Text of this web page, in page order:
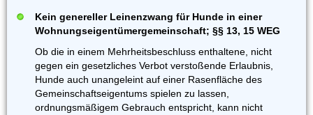
Kein genereller Leinenzwang für Hunde in einer
Wohnungseigentümergemeinschaft; §§ 13, 15 WEG
Ob die in einem Mehrheitsbeschluss enthaltene, nicht
gegen ein gesetzliches Verbot verstoßende Erlaubnis,
Hunde auch unangeleint auf einer Rasenfläche des
Gemeinschaftseigentums spielen zu lassen,
ordnungsmäßigem Gebrauch entspricht, kann nicht